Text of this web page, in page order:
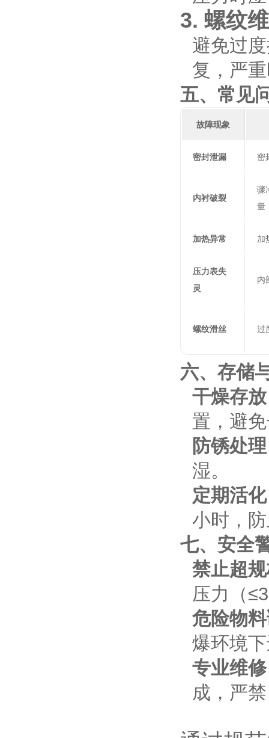
3. 螺纹
避免过
复，严
五、常见
故障现象
密封泄漏 密
内衬破裂
骤
量
加热异常 加
压力表失
灵
内
螺纹滑丝 过
六、存储
干燥存放
置，避
防锈处理
湿。
定期活化
小时，
七、安全
禁止超
压力（
危险物
爆环境
专业维修
成，严